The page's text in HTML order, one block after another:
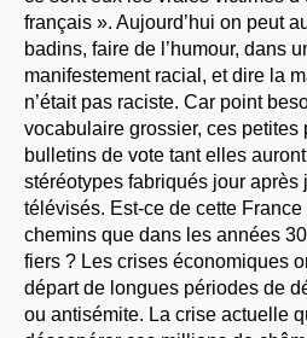
français ». Aujourd’hui on peut
badins, faire de l’humour, dans
manifestement racial, et dire la
n’était pas raciste. Car point
vocabulaire grossier, ces petites
bulletins de vote tant elles
stéréotypes fabriqués jour après
télévisés. Est-ce de cette
chemins que dans les années
fiers ? Les crises économiques
départ de longues périodes de
ou antisémite. La crise actuelle